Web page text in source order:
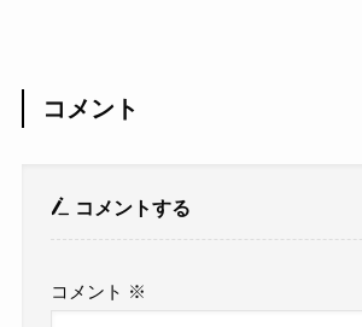
コメント
コメントする
コメント ※